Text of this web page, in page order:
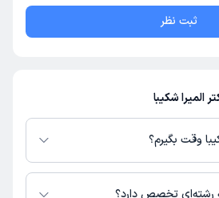
ثبت نظر
المیرا شکیبا
وقت بگیرم؟
دارای پروفایل فعال و نوبت‌دهی باز در پلتفرم
این پلتفرم برای دریافت نوبت اقدام کنید. در
رشته‌ای تخصص دارد؟